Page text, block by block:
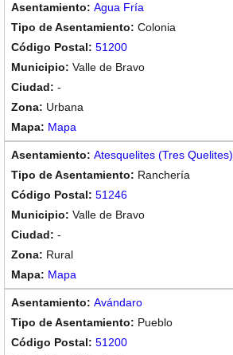
Agua Fría
Colonia
51200
Valle de Bravo
-
Urbana
Mapa
Atesquelites (Tres Quelites)
Ranchería
51246
Valle de Bravo
-
Rural
Mapa
Avándaro
Pueblo
51200